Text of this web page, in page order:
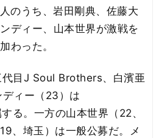
のうち、岩田剛典、佐藤大
ディー、山本世界が激戦を
わった。
目J Soul Brothers、白濱亜
ィー（23）は
る。一方の山本世界（22、
、埼玉）は一般公募だ。メ